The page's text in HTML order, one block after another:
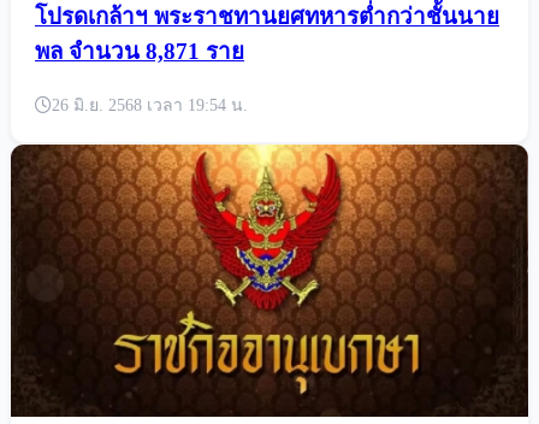
โปรดเกล้าฯ พระราชทานยศทหารต่ำกว่าชั้นนาย
พล จำนวน 8,871 ราย
26 มิ.ย. 2568 เวลา 19:54 น.